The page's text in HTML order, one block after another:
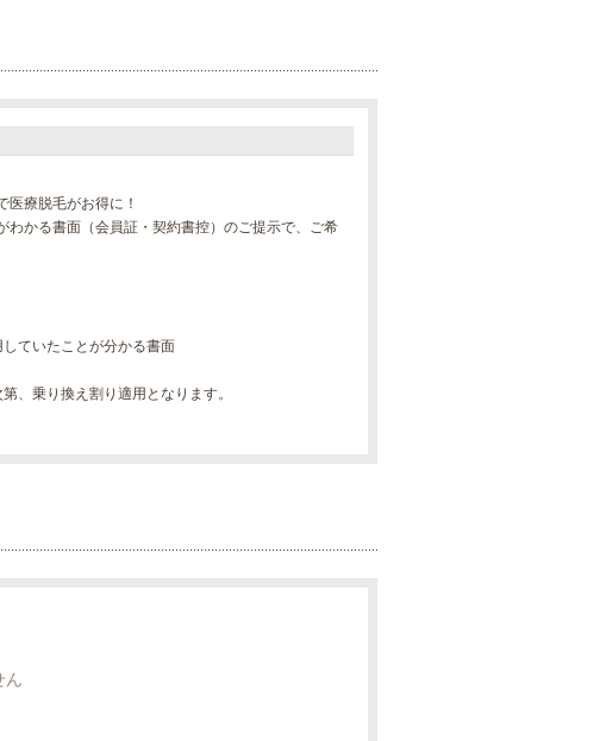
療脱毛がお得に！
かる書面（会員証・契約書控）のご提示で、ご希
ていたことが分かる書面
、乗り換え割り適用となります。
ん